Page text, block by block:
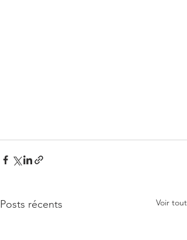
Posts récents Voir tout